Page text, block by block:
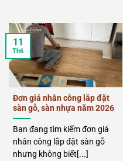
Đơn giá nhân công lắp đặt
sàn gỗ, sàn nhựa năm 2026
Bạn đang tìm kiếm đơn giá
nhân công lắp đặt sàn gỗ
nhưng không biết[...]
11
Th6